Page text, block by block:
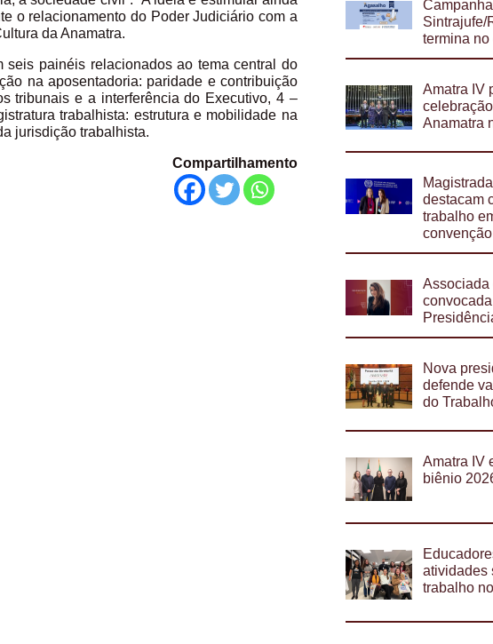
o relacionamento do Poder Judiciário com a
da Anamatra.
seis painéis relacionados ao tema central do
na aposentadoria: paridade e contribuição
tribunais e a interferência do Executivo, 4 –
trabalhista: estrutura e mobilidade na
jurisdição trabalhista.
Compartilhamento
Sintrajufe/
termina
Amatra IV
Anamatra
destacam
trabalho
Associada
Nova
defende
do
Amatra IV
biênio
atividades
trabalho